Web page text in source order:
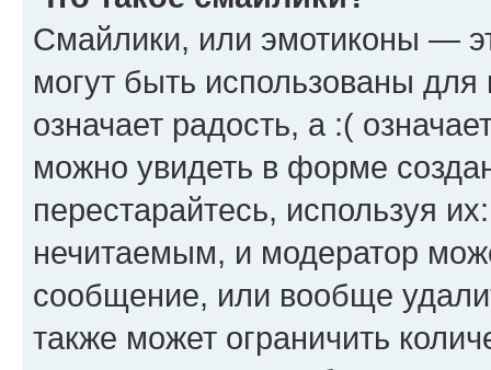
Смайлики, или эмотиконы —
могут быть использованы
означает радость, а :(
можно увидеть в форме
перестарайтесь, используя
нечитаемым, и модератор
сообщение, или вообще
также может ограничить